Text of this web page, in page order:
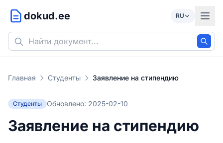
dokud.ee RU
Главная Студенты Заявление на стипендию
Студенты Обновлено: 2025-02-10
Заявление на стипендию